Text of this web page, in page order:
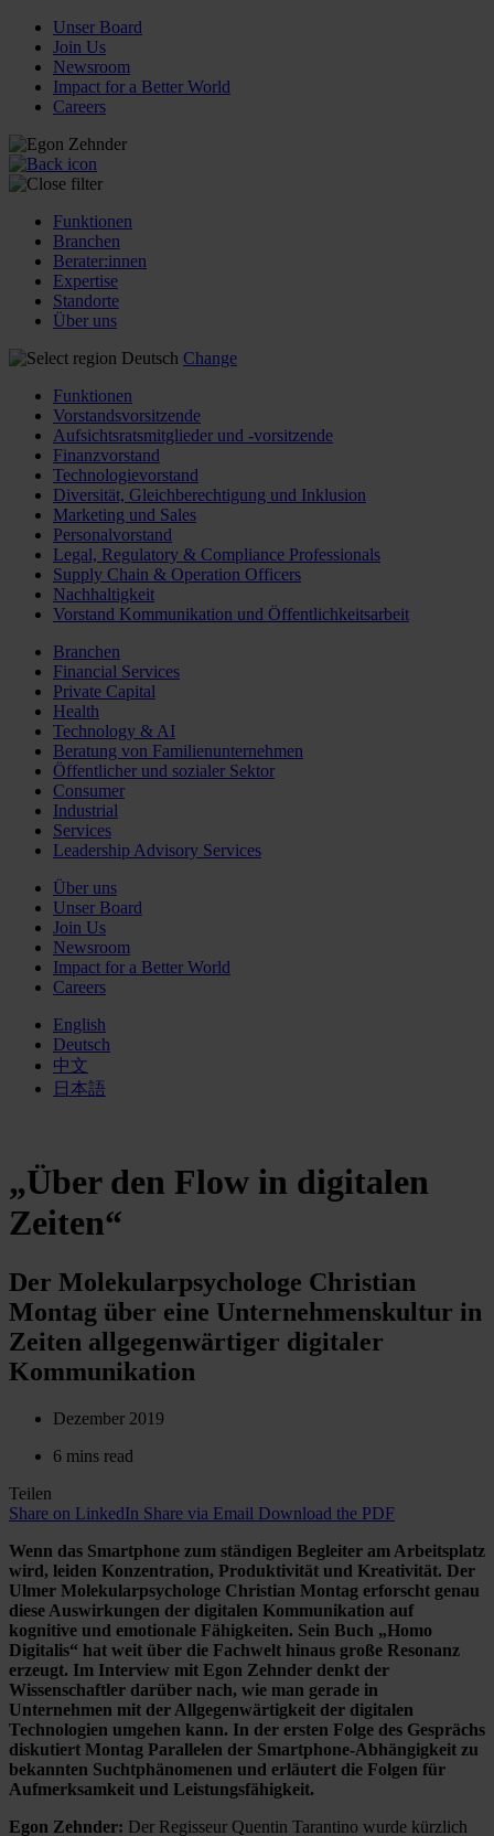
Unser Board
Join Us
Newsroom
Impact for a Better World
Careers
Funktionen
Branchen
Berater:innen
Expertise
Standorte
Über uns
Deutsch Change
Funktionen
Vorstandsvorsitzende
Aufsichtsratsmitglieder und -vorsitzende
Finanzvorstand
Technologievorstand
Diversität, Gleichberechtigung und Inklusion
Marketing und Sales
Personalvorstand
Legal, Regulatory & Compliance Professionals
Supply Chain & Operation Officers
Nachhaltigkeit
Vorstand Kommunikation und Öffentlichkeitsarbeit
Branchen
Financial Services
Private Capital
Health
Technology & AI
Beratung von Familienunternehmen
Öffentlicher und sozialer Sektor
Consumer
Industrial
Services
Leadership Advisory Services
Über uns
Unser Board
Join Us
Newsroom
Impact for a Better World
Careers
English
Deutsch
中文
日本語
„Über den Flow in digitalen
Zeiten“
Der Molekularpsychologe Christian
Montag über eine Unternehmenskultur in
Zeiten allgegenwärtiger digitaler
Kommunikation
Dezember 2019
6 mins read
Teilen
Share on LinkedIn Share via Email Download the PDF
Wenn das Smartphone zum ständigen Begleiter am Arbeitsplatz
wird, leiden Konzentration, Produktivität und Kreativität. Der
Ulmer Molekularpsychologe Christian Montag erforscht genau
diese Auswirkungen der digitalen Kommunikation auf
kognitive und emotionale Fähigkeiten. Sein Buch „Homo
Digitalis“ hat weit über die Fachwelt hinaus große Resonanz
erzeugt. Im Interview mit Egon Zehnder denkt der
Wissenschaftler darüber nach, wie man gerade in
Unternehmen mit der Allgegenwärtigkeit der digitalen
Technologien umgehen kann. In der ersten Folge des Gesprächs
diskutiert Montag Parallelen der Smartphone-Abhängigkeit zu
bekannten Suchtphänomenen und erläutert die Folgen für
Aufmerksamkeit und Leistungsfähigkeit.
Egon Zehnder: Der Regisseur Quentin Tarantino wurde kürzlich